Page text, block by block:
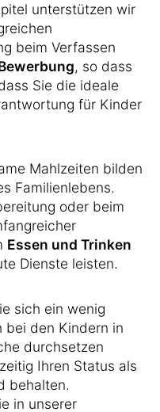
unterstützen wir
beim Verfassen
, so dass
Sie die ideale
für Kinder
Mahlzeiten bilden
Familienlebens.
oder beim
Essen und Trinken
Dienste leisten.
sich ein wenig
bei den Kindern in
durchsetzen
Ihren Status als
behalten.
in unserer